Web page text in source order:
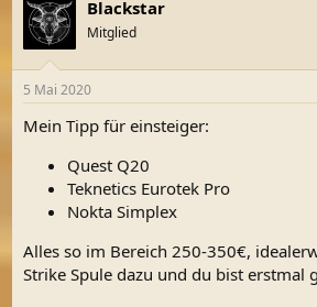
Blackstar
Mitglied
5 Mai 2020
Mein Tipp für einsteiger:
Quest Q20
Teknetics Eurotek Pro
Nokta Simplex
Alles so im Bereich 250-350€,
Strike Spule dazu und du bist erstmal